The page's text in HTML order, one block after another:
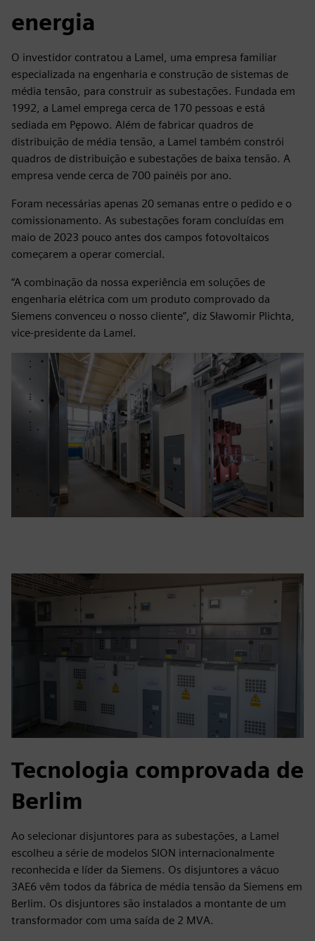
energia
O investidor contratou a Lamel, uma empresa familiar
especializada na engenharia e construção de sistemas de
média tensão, para construir as subestações. Fundada em
1992, a Lamel emprega cerca de 170 pessoas e está
sediada em Pępowo. Além de fabricar quadros de
distribuição de média tensão, a Lamel também constrói
quadros de distribuição e subestações de baixa tensão. A
empresa vende cerca de 700 painéis por ano.
Foram necessárias apenas 20 semanas entre o pedido e o
comissionamento. As subestações foram concluídas em
maio de 2023 pouco antes dos campos fotovoltaicos
começarem a operar comercial.
“A combinação da nossa experiência em soluções de
engenharia elétrica com um produto comprovado da
Siemens convenceu o nosso cliente”, diz Sławomir Plichta,
vice-presidente da Lamel.
Tecnologia comprovada de
Berlim
Ao selecionar disjuntores para as subestações, a Lamel
escolheu a série de modelos SION internacionalmente
reconhecida e líder da Siemens. Os disjuntores a vácuo
3AE6 vêm todos da fábrica de média tensão da Siemens em
Berlim. Os disjuntores são instalados a montante de um
transformador com uma saída de 2 MVA.